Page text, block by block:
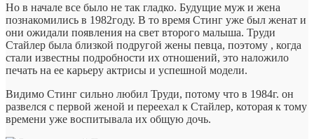
Но в начале все было не так гладко. Будущие муж и жена
познакомились в 1982году. В то время Стинг уже был женат и
они ожидали появления на свет второго малыша. Труди
Стайлер была близкой подругой жены певца, поэтому , когда
стали известны подробности их отношений, это наложило
печать на ее карьеру актрисы и успешной модели.
Видимо Стинг сильно любил Труди, потому что в 1984г. он
развелся с первой женой и переехал к Стайлер, которая к тому
времени уже воспитывала их общую дочь.